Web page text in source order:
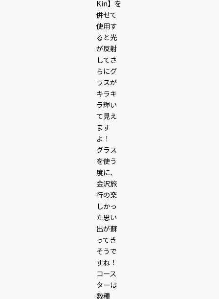
Kin】を
併せて
使用す
ると光
が反射
してさ
らにグ
ラスが
キラキ
ラ輝い
て見え
ます
よ！
グラス
を使う
度に、
金沢旅
行の楽
しかっ
た思い
出が蘇
ってき
そうで
すね！
コース
ターは
数種